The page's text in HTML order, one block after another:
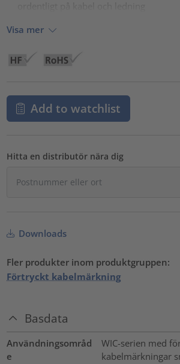
Visa mer
Add to watchlist
Hitta en distributör nära dig
Downloads
Fler produkter inom produktgruppen:
Förtryckt kabelmärkning
Basdata
Användningsområd
e
WIC-serien med
kabelmärkningar